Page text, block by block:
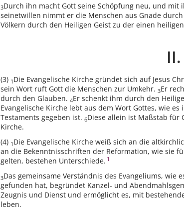
3Durch ihn macht Gott seine Schöpfung neu, und
seinetwillen nimmt er die Menschen aus Gnade
Völkern durch den Heiligen Geist zu der einen
II.
(3) 1 Die Evangelische Kirche gründet sich auf Jesus
sein Wort ruft Gott die Menschen zur Umkehr.3Er
durch den Glauben.4Er schenkt ihm durch den
Evangelische Kirche lebt aus dem Wort Gottes, wie
Testaments gegeben ist.6Diese allein ist Maßstab für
Kirche.
(4) 1 Die Evangelische Kirche weiß sich an die
an die Bekenntnisschriften der Reformation, wie sie
gelten, bestehen Unterschiede. 1
3Das gemeinsame Verständnis des Evangeliums, wie
gefunden hat, begründet Kanzel- und
Zeugnis und Dienst und ermöglicht es, mit
leben.